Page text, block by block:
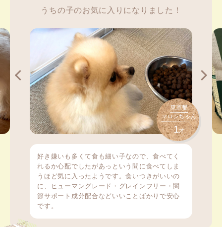
うちの子のお気に入りになりました！
東京都
マロンちゃん
1才
好き嫌いも多くて食も細い子なので、食べてく
れるか心配でしたがあっという間に食べてしま
うほど気に入ったようです。食いつきがいいの
に、ヒューマングレード・グレインフリー・関
節サポート成分配合などいいことばかりで安心
です。